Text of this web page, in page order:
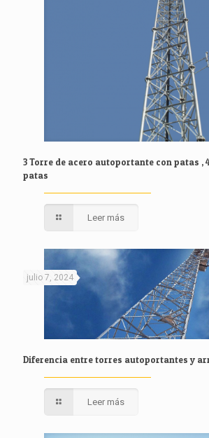
3 Torre de acero autoportante con patas ,
patas
Leer más
julio 7, 2024
Diferencia entre torres autoportantes y
Leer más